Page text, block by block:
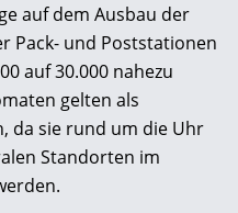
auf dem Ausbau der
Pack- und Poststationen
auf 30.000 nahezu
gelten als
da sie rund um die Uhr
Standorten im